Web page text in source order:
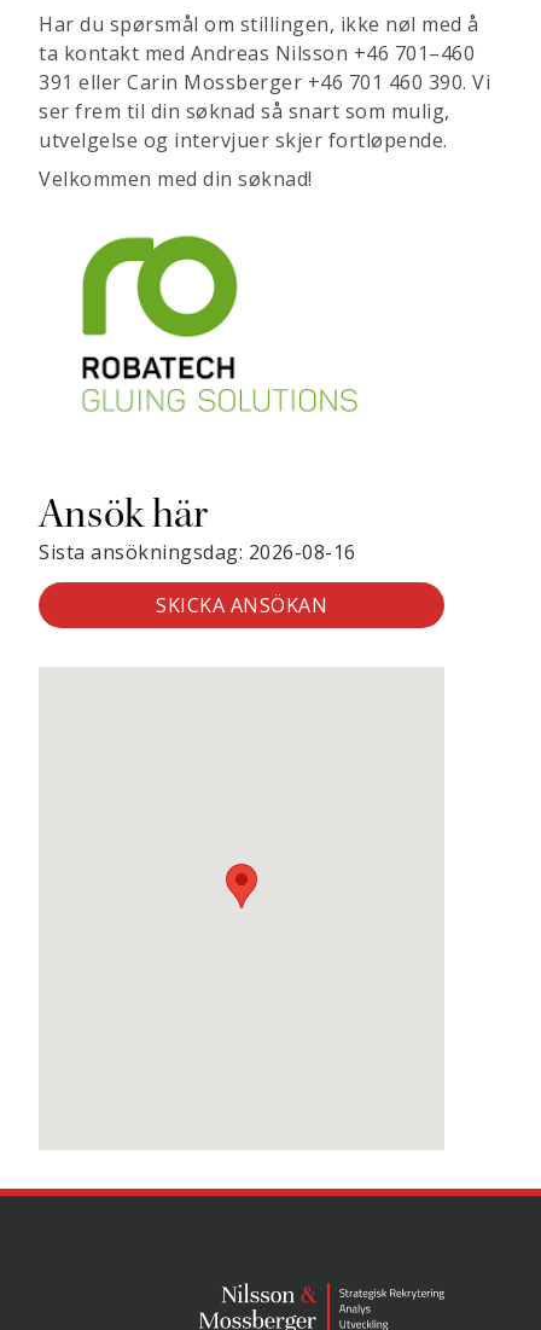
Har du spørsmål om stillingen, ikke nøl med å
ta kontakt med Andreas Nilsson +46 701–460
391 eller Carin Mossberger +46 701 460 390. Vi
ser frem til din søknad så snart som mulig,
utvelgelse og intervjuer skjer fortløpende.
Velkommen med din søknad!
Ansök här
Sista ansökningsdag: 2026-08-16
SKICKA ANSÖKAN